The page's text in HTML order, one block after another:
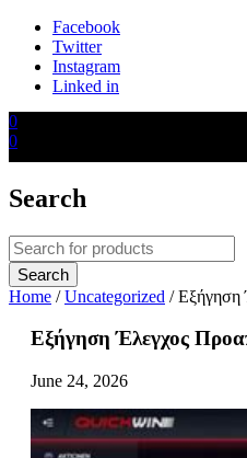
Facebook
Twitter
Instagram
Linked in
0
0
Search
Home / Uncategorized / Εξήγηση
Εξήγηση Έλεγχος
June 24, 2026